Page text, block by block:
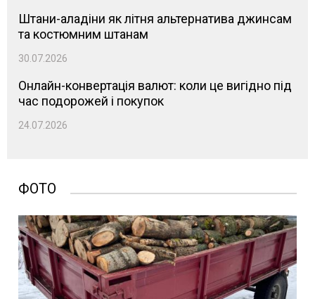
Штани-аладіни як літня альтернатива джинсам
та костюмним штанам
30.07.2026
Онлайн-конвертація валют: коли це вигідно під
час подорожей і покупок
24.07.2026
ФОТО